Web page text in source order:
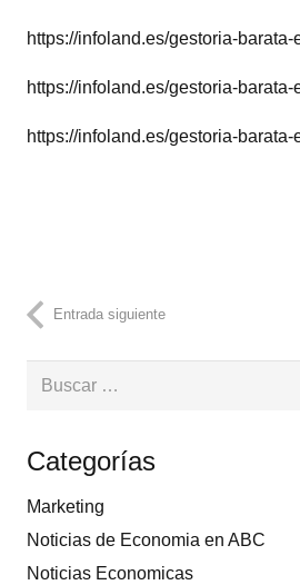
https://infoland.es/gestoria-
https://infoland.es/gestoria-barata-
https://infoland.es/gestoria-barata-
Entrada siguiente
Buscar:
Categorías
Marketing
Noticias de Economia en ABC
Noticias Economicas